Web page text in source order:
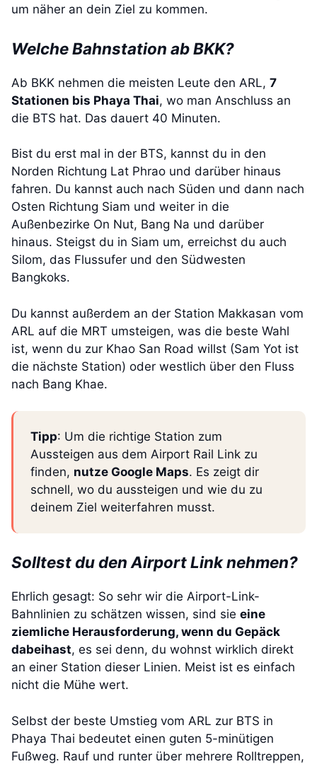
um näher an dein Ziel zu kommen.
Welche Bahnstation ab BKK?
Ab BKK nehmen die meisten Leute den ARL, 7
Stationen bis Phaya Thai, wo man Anschluss an
die BTS hat. Das dauert 40 Minuten.
Bist du erst mal in der BTS, kannst du in den
Norden Richtung Lat Phrao und darüber hinaus
fahren. Du kannst auch nach Süden und dann nach
Osten Richtung Siam und weiter in die
Außenbezirke On Nut, Bang Na und darüber
hinaus. Steigst du in Siam um, erreichst du auch
Silom, das Flussufer und den Südwesten
Bangkoks.
Du kannst außerdem an der Station Makkasan vom
ARL auf die MRT umsteigen, was die beste Wahl
ist, wenn du zur Khao San Road willst (Sam Yot ist
die nächste Station) oder westlich über den Fluss
nach Bang Khae.
Tipp: Um die richtige Station zum
Aussteigen aus dem Airport Rail Link zu
finden, nutze Google Maps. Es zeigt dir
schnell, wo du aussteigen und wie du zu
deinem Ziel weiterfahren musst.
Solltest du den Airport Link nehmen?
Ehrlich gesagt: So sehr wir die Airport-Link-
Bahnlinien zu schätzen wissen, sind sie eine
ziemliche Herausforderung, wenn du Gepäck
dabeihast, es sei denn, du wohnst wirklich direkt
an einer Station dieser Linien. Meist ist es einfach
nicht die Mühe wert.
Selbst der beste Umstieg vom ARL zur BTS in
Phaya Thai bedeutet einen guten 5-minütigen
Fußweg. Rauf und runter über mehrere Rolltreppen,